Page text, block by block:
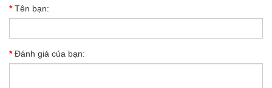
Tên bạn:
Đánh giá của bạn: